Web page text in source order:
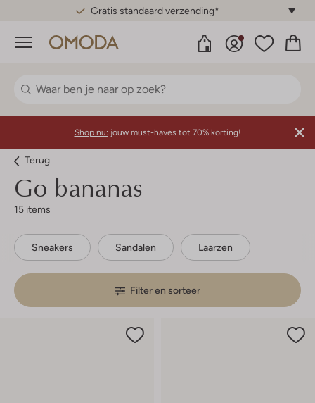
Gratis standaard verzending*
Menu
Shop nu: jouw must-haves tot 70% korting!
Terug
Go bananas
15 items
Sneakers Sandalen Laarzen
Filter en sorteer